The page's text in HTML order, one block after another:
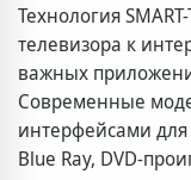
Технология
телевизора к
важных
Современные
интерфейсами
Blue Ray, DVD-